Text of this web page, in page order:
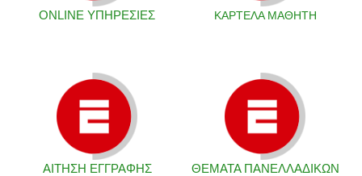
ONLINE ΥΠΗΡΕΣΙΕΣ ΚΑΡΤΕΛΑ ΜΑΘΗΤΗ
ΑΙΤΗΣΗ ΕΓΓΡΑΦΗΣ ΘΕΜΑΤΑ ΠΑΝΕΛΛΑΔΙΚΩΝ